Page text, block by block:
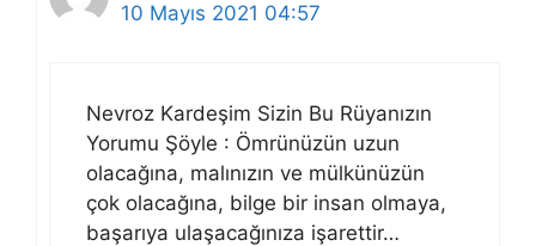
10 Mayıs 2021 04:57
Nevroz Kardeşim Sizin Bu Rüyanızın
Yorumu Şöyle : Ömrünüzün uzun
olacağına, malınızın ve mülkünüzün
çok olacağına, bilge bir insan olmaya,
başarıya ulaşacağınıza işarettir…